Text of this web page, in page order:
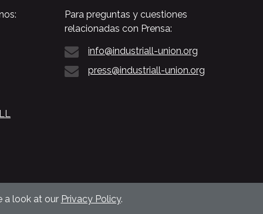
Para preguntas y cuestiones
relacionadas con Prensa:
info@industriall-union.org
press@industriall-union.org
a look at our Privacy Policy.